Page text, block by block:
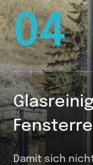
04
Damit sich